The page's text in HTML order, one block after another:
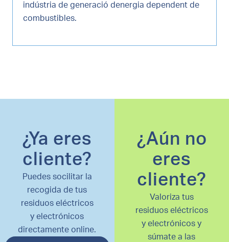
indústria de generació denergia dependent de
combustibles.
¿Ya eres
cliente?
Puedes socilitar la
recogida de tus
residuos eléctricos
y electrónicos
directamente online.
¿Aún no
eres
cliente?
Valoriza tus
residuos eléctricos
y electrónicos y
súmate a las